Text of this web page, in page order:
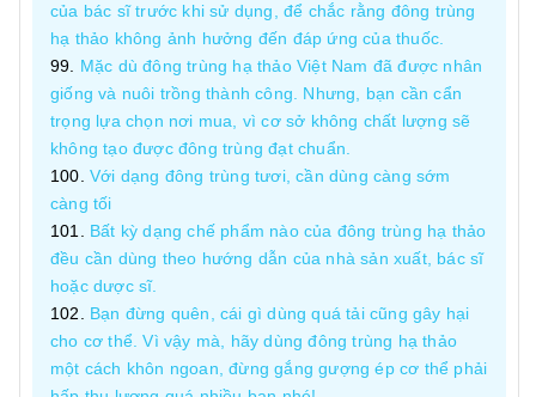
của bác sĩ trước khi sử dụng, để chắc rằng đông trùng
hạ thảo không ảnh hưởng đến đáp ứng của thuốc.
Mặc dù đông trùng hạ thảo Việt Nam đã được nhân
giống và nuôi trồng thành công. Nhưng, bạn cần cẩn
trọng lựa chọn nơi mua, vì cơ sở không chất lượng sẽ
không tạo được đông trùng đạt chuẩn.
Với dạng đông trùng tươi, cần dùng càng sớm
càng tối
Bất kỳ dạng chế phẩm nào của đông trùng hạ thảo
đều cần dùng theo hướng dẫn của nhà sản xuất, bác sĩ
hoặc dược sĩ.
Bạn đừng quên, cái gì dùng quá tải cũng gây hại
cho cơ thể. Vì vậy mà, hãy dùng đông trùng hạ thảo
một cách khôn ngoan, đừng gắng gượng ép cơ thể phải